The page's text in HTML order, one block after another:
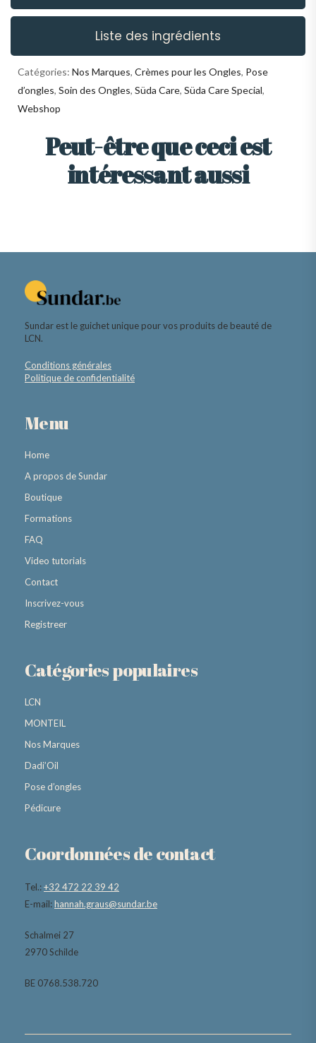
Liste des ingrédients
Catégories: Nos Marques, Crèmes pour les Ongles, Pose
d’ongles, Soin des Ongles, Süda Care, Süda Care Special,
Webshop
Peut-être que ceci est
intéressant aussi
Sundar est le guichet unique pour vos produits de beauté de
LCN.
Conditions générales
Politique de confidentialité
Menu
Home
A propos de Sundar
Boutique
Formations
FAQ
Video tutorials
Contact
Inscrivez-vous
Registreer
Catégories populaires
LCN
MONTEIL
Nos Marques
Dadi’Oil
Pose d’ongles
Pédicure
Coordonnées de contact
Tel.:+32 472 22 39 42
E-mail:hannah.graus@sundar.be
Schalmei 27
2970 Schilde
BE 0768.538.720